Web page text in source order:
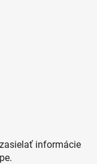
informácie